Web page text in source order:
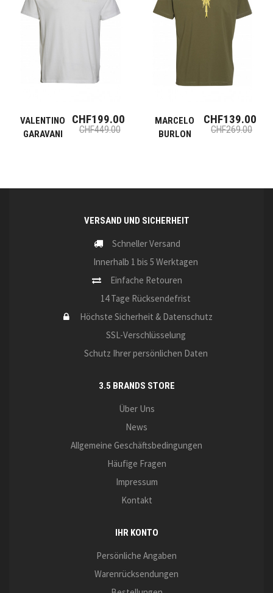
VALENTINO
GARAVANI
CHF199.00
CHF449.00
MARCELO
BURLON
CHF139.00
CHF269.00
VERSAND UND SICHERHEIT
Schneller Versand
Innerhalb 1 bis 5 Werktagen
Einfache Retouren
14 Tage Rücksendefrist
Höchste Sicherheit & Datenschutz
SSL-Verschlüsselung
Schutz Ihrer persönlichen Daten
3.5 BRANDS STORE
Über Uns
News
Allgemeine Geschäftsbedingungen
Häufige Fragen
Impressum
Kontakt
IHR KONTO
Persönliche Angaben
Warenrücksendungen